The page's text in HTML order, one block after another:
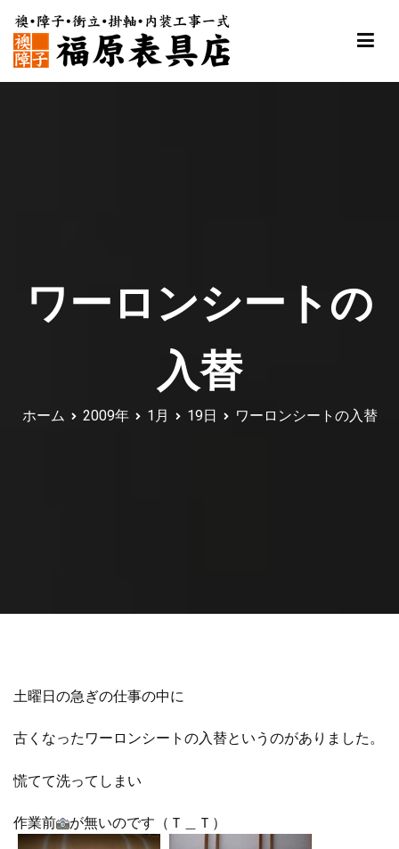
福原表具店
ワーロンシートの
入替
ホーム 2009年 1月 19日 ワーロンシートの入替
土曜日の急ぎの仕事の中に
古くなったワーロンシートの入替というのがありました。
慌てて洗ってしまい
作業前 が無いのです（Ｔ＿Ｔ）